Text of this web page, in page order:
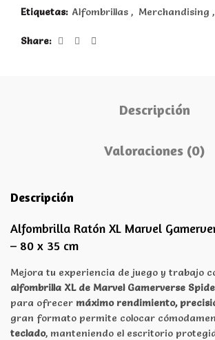
Etiquetas: Alfombrillas , Merchandising ,
Share
Descripción
Valoraciones (0)
Descripción
Alfombrilla Ratón XL Marvel
– 80 x 35 cm
Mejora tu experiencia de juego y trabajo
alfombrilla XL de Marvel Gamerverse
para ofrecer máximo rendimiento,
gran formato permite colocar
teclado, manteniendo el escritorio